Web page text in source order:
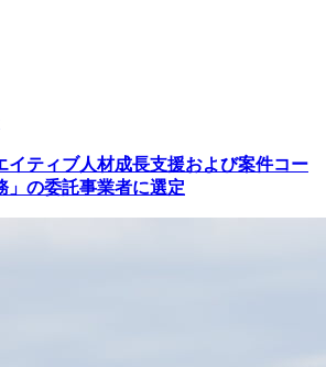
イティブ人材成長支援および案件コー
」の委託事業者に選定